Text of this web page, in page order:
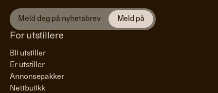
For utstillere
Bli utstiller
Er utstiller
Annonsepakker
Nettbutikk